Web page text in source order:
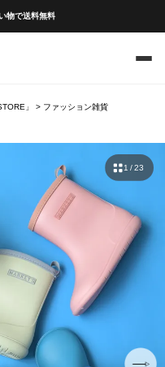
物で送料無料
」
ファッション雑貨
1 / 23